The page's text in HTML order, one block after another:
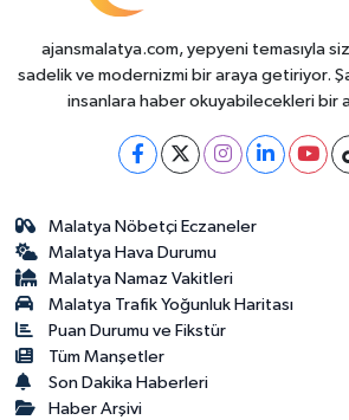
ajansmalatya.com, yepyeni temasıyla
sadelik ve modernizmi bir araya getiriyor.
insanlara haber okuyabilecekleri bir
Malatya Nöbetçi Eczaneler
Malatya Hava Durumu
Malatya Namaz Vakitleri
Malatya Trafik Yoğunluk Haritası
Puan Durumu ve Fikstür
Tüm Manşetler
Son Dakika Haberleri
Haber Arşivi